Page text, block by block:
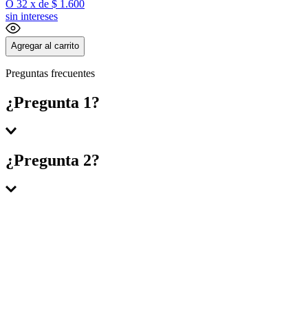
O 32 x de $ 1.600
sin intereses
Agregar al carrito
Preguntas frecuentes
¿Pregunta 1?
Respuesta 1
¿Pregunta 2?